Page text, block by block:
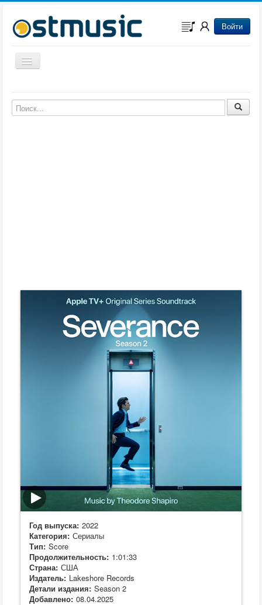
Войти
Включить/выключить навигацию
Музыка из мультфильмов
Музыка из сериалов
Год выпуска: 2022
Категория: Сериалы
Тип: Score
Продолжительность: 1:01:33
Страна: США
Издатель: Lakeshore Records
Детали издания: Season 2
Добавлено: 08.04.2025